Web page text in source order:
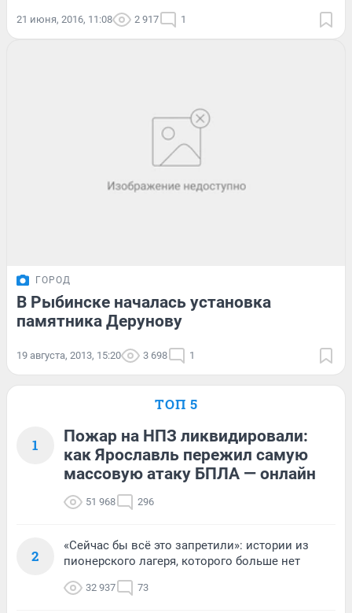
21 июня, 2016, 11:08 2 917 1
ГОРОД
В Рыбинске началась установка
памятника Дерунову
19 августа, 2013, 15:20 3 698 1
ТОП 5
1
Пожар на НПЗ ликвидировали:
как Ярославль пережил самую
массовую атаку БПЛА — онлайн
51 968 296
2
«Сейчас бы всё это запретили»: истории из
пионерского лагеря, которого больше нет
32 937 73